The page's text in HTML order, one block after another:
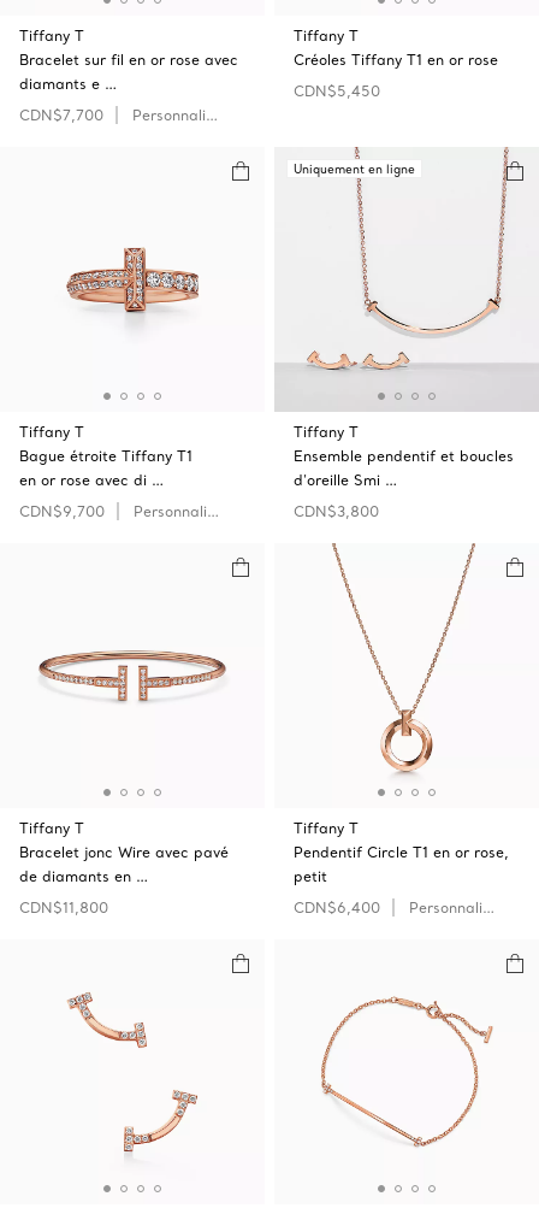
Tiffany T
Bracelet sur fil en or rose avec
diamants e …
CDN$7,700
Personnaliser
Tiffany T
Créoles Tiffany T1 en or rose
CDN$5,450
Tiffany T
Bague étroite Tiffany T1
en or rose avec di …
CDN$9,700
Personnaliser
Uniquement en ligne
Tiffany T
Ensemble pendentif et boucles
d’oreille Smi …
CDN$3,800
Tiffany T
Bracelet jonc Wire avec pavé
de diamants en …
CDN$11,800
Tiffany T
Pendentif Circle T1 en or rose,
petit
CDN$6,400
Personnaliser